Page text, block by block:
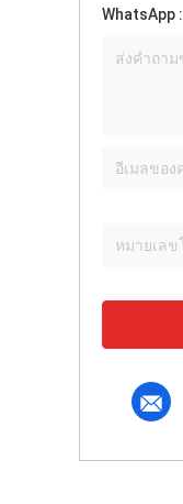
WhatsApp :